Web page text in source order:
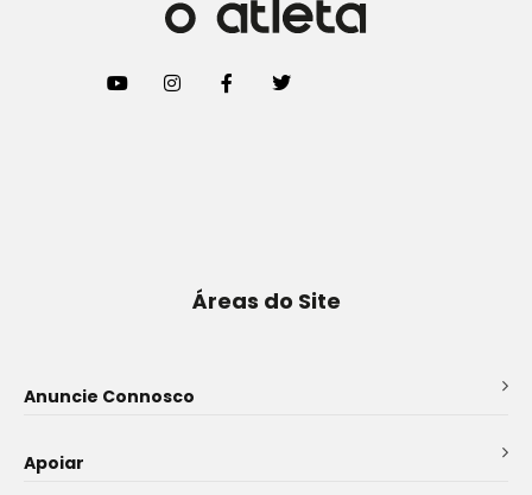
Áreas do Site
Anuncie Connosco
Apoiar